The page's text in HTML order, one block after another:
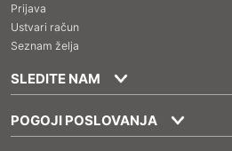
Prijava
Ustvari račun
Seznam želja
SLEDITE NAM
POGOJI POSLOVANJA